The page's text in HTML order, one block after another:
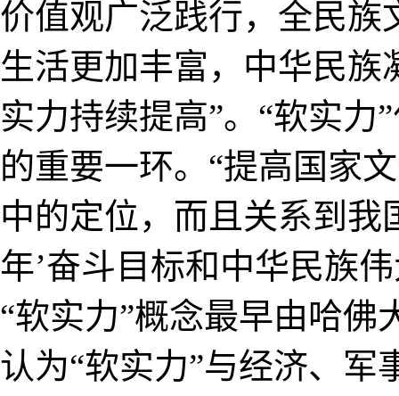
价值观广泛践行，全民族
生活更加丰富，中华民
实力持续提高”。“软实力
的重要一环。“提高国家
中的定位，而且关系到我
年’奋斗目标和中华民族
“软实力”概念最早由哈佛
认为“软实力”与经济、军